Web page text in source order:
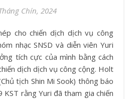
Chín, 2024
nhạc SNSD và diễn viên Yuri
tích cực của mình bằng cách
dịch dịch vụ công cộng. Holt
tịch Shin Mi Sook) thông báo
rằng Yuri đã tham gia chiến